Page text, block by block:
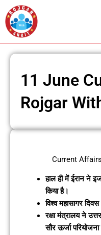
Skip
to
content
11 June
Rojgar
Current
हाल ही में ईरान ने
किया है।
विश्व महासागर
रक्षा मंत्रालय ने
सौर ऊर्जा